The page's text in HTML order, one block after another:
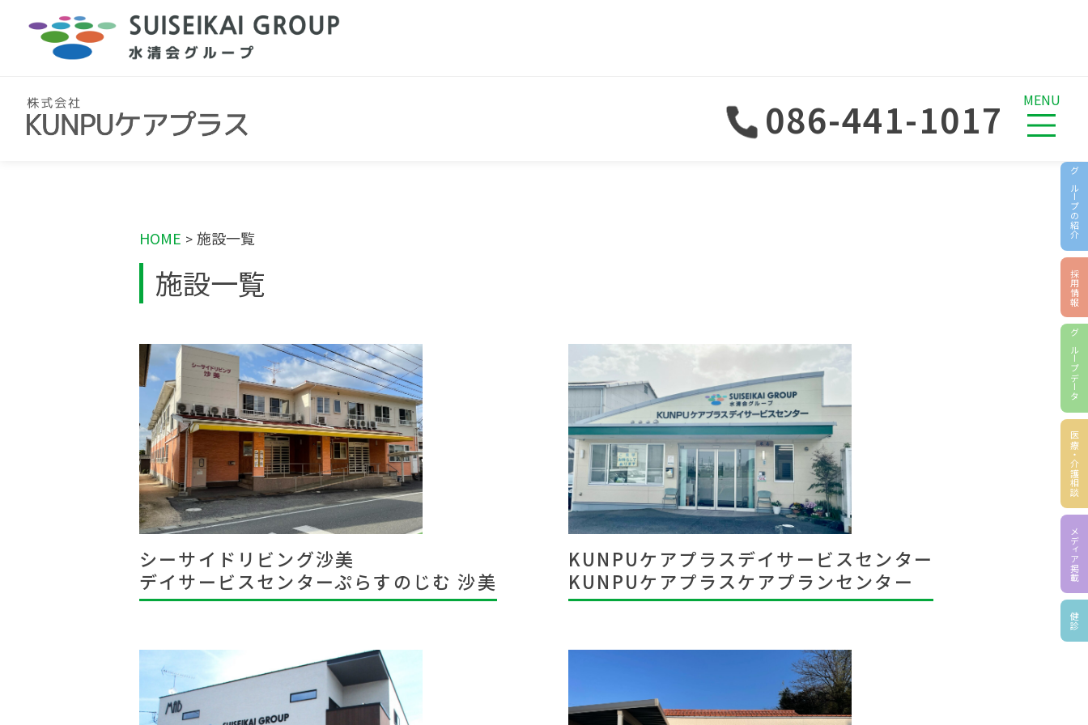
086-441-1017 MENU
グループの紹介
採用情報
グループデータ
医療・介護相談
メディア掲載
健診
HOME > 施設一覧
施設一覧
シーサイドリビング沙美
デイサービスセンターぷらすのじむ 沙美
KUNPUケアプラスデイサービスセンター
KUNPUケアプラスケアプランセンター